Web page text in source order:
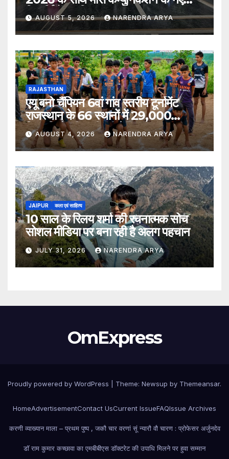
विद्यार्थियों का किया स्वागत
AUGUST 5, 2026 NARENDRA ARYA
RAJASTHAN
एयू बनो चैंपियन 6वां गांव स्तरीय टूर्नामेंट
राजस्थान के 66 स्थानों में 29,000
खिलाड़ियों की भागीदारी के साथ संपन्न हुआ
AUGUST 4, 2026 NARENDRA ARYA
JAIPUR कला एवं साहित्य
10 साल के रिलय शर्मा की रचनात्मक सोच
सोशल मीडिया पर बना रही है अलग पहचान
JULY 31, 2026 NARENDRA ARYA
OmExpress
Proudly powered by WordPress Theme: Newsup by Themeansar.
HomeAdvertisementContact UsCurrent IssueFAQIssue Archives
करणी व्याख्यान माला – प्रथम पुष्प , जकौ चार वरणां सूं न्यारौ वौ चारण : प्रोफेसर अर्जुनदेव
डॉ राम कुमार कच्छावा का एमबीबीएस डॉक्टरेट की उपाधि मिलने पर हुवा सम्मान